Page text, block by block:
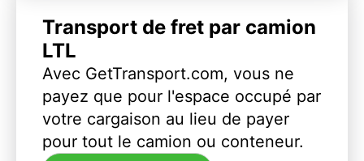
Transport de fret par camion
LTL
Avec GetTransport.com, vous ne
payez que pour l'espace occupé par
votre cargaison au lieu de payer
pour tout le camion ou conteneur.